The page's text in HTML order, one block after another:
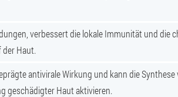
verbessert die lokale Immunität und die
Haut.
antivirale Wirkung und kann die
geschädigter Haut aktivieren.